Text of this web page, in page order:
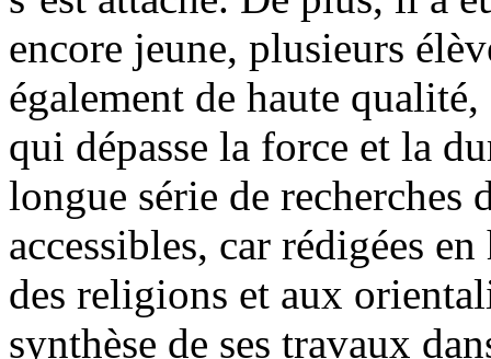
encore jeune, plusieurs
également de haute
qui dépasse la force et la
longue série de
accessibles, car rédigées
des religions et aux
synthèse de ses travaux